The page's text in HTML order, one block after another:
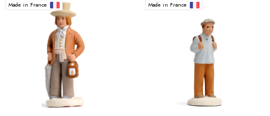
Made in France Made in France